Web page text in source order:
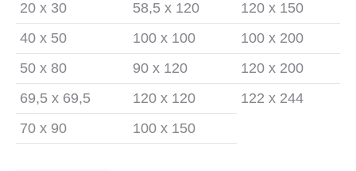
20 x 30 58,5 x 120
120 x 150
40 x 50
100 x 100
100 x 200
50 x 80
90 x 120
120 x 200
69,5 x 69,5
120 x 120
122 x 244
70 x 90
100 x 150